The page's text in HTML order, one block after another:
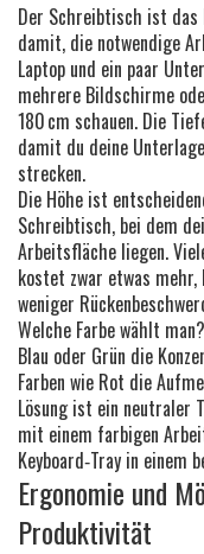
Der Schreibtisch ist das
damit, die notwendige
Laptop und ein paar
mehrere Bildschirme
180 cm schauen. Die
damit du deine
strecken.
Die Höhe ist
Schreibtisch, bei dem
Arbeitsfläche liegen.
kostet zwar etwas
weniger
Welche Farbe wählt
Blau oder Grün die
Farben wie Rot die
Lösung ist ein neutraler
mit einem farbigen
Keyboard‑Tray in einem
Ergonomie und
Produktivität